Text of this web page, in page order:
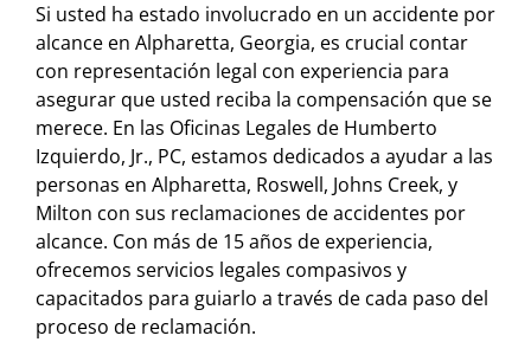
Si usted ha estado involucrado en un accidente por
alcance en Alpharetta, Georgia, es crucial contar
con representación legal con experiencia para
asegurar que usted reciba la compensación que se
merece. En las Oficinas Legales de Humberto
Izquierdo, Jr., PC, estamos dedicados a ayudar a las
personas en Alpharetta, Roswell, Johns Creek, y
Milton con sus reclamaciones de accidentes por
alcance. Con más de 15 años de experiencia,
ofrecemos servicios legales compasivos y
capacitados para guiarlo a través de cada paso del
proceso de reclamación.